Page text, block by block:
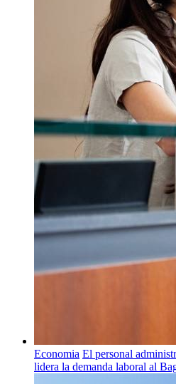
Economia El personal
lidera la demanda laboral al